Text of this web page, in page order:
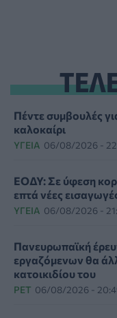
Πέντε συμβουλές
καλοκαίρι
ΥΓΕΊΑ 06/08/2026 -
ΕΟΔΥ: Σε ύφεση
επτά νέες
ΥΓΕΊΑ 06/08/2026 -
Πανευρωπαϊκή
εργαζόμενων θα
κατοικιδίου του
PET 06/08/2026 -